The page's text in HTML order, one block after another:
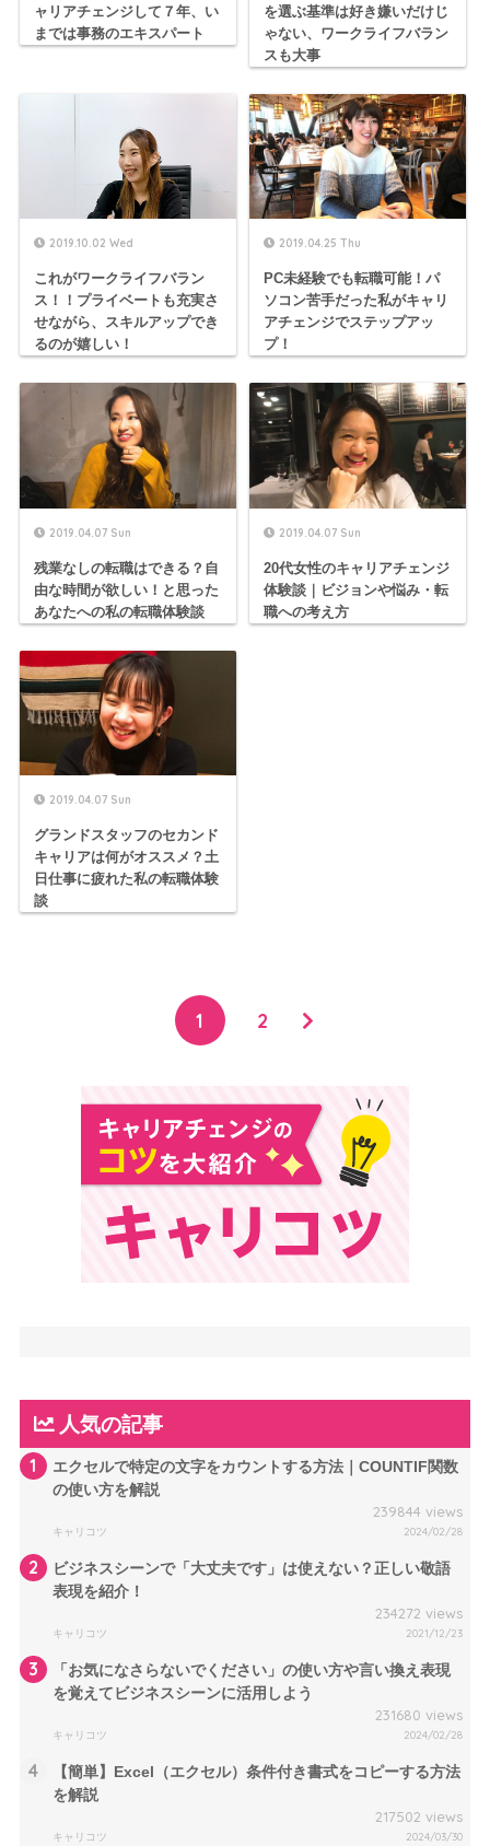
ャリアチェンジして７年、い
までは事務のエキスパート
を選ぶ基準は好き嫌いだけじ
ゃない、ワークライフバラン
スも大事
2019.10.02 Wed
これがワークライフバラン
ス！！プライベートも充実さ
せながら、スキルアップでき
るのが嬉しい！
2019.04.25 Thu
PC未経験でも転職可能！パ
ソコン苦手だった私がキャリ
アチェンジでステップアッ
プ！
2019.04.07 Sun
残業なしの転職はできる？自
由な時間が欲しい！と思った
あなたへの私の転職体験談
2019.04.07 Sun
20代女性のキャリアチェンジ
体験談｜ビジョンや悩み・転
職への考え方
2019.04.07 Sun
グランドスタッフのセカンド
キャリアは何がオススメ？土
日仕事に疲れた私の転職体験
談
1 2
人気の記事
1
エクセルで特定の文字をカウントする方法｜COUNTIF関数
の使い方を解説
239844 views
キャリコツ 2024/02/28
2
ビジネスシーンで「大丈夫です」は使えない？正しい敬語
表現を紹介！
234272 views
キャリコツ 2021/12/23
3
「お気になさらないでください」の使い方や言い換え表現
を覚えてビジネスシーンに活用しよう
231680 views
キャリコツ 2024/02/28
4
【簡単】Excel（エクセル）条件付き書式をコピーする方法
を解説
217502 views
キャリコツ 2024/03/30